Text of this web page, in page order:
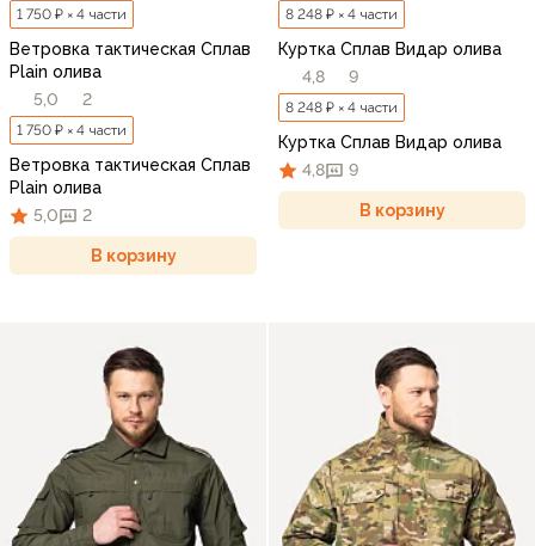
1 750 ₽ × 4 части
Ветровка тактическая Сплав
Plain олива
5,0
2
1 750 ₽ × 4 части
Ветровка тактическая Сплав
Plain олива
5,0
2
В корзину
8 248 ₽ × 4 части
Куртка Сплав Видар олива
4,8
9
8 248 ₽ × 4 части
Куртка Сплав Видар олива
4,8
9
В корзину